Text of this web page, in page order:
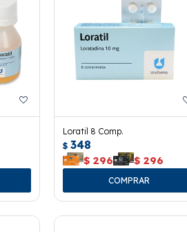
Loratil 8 Comp.
$ 348
$ 296 $ 296